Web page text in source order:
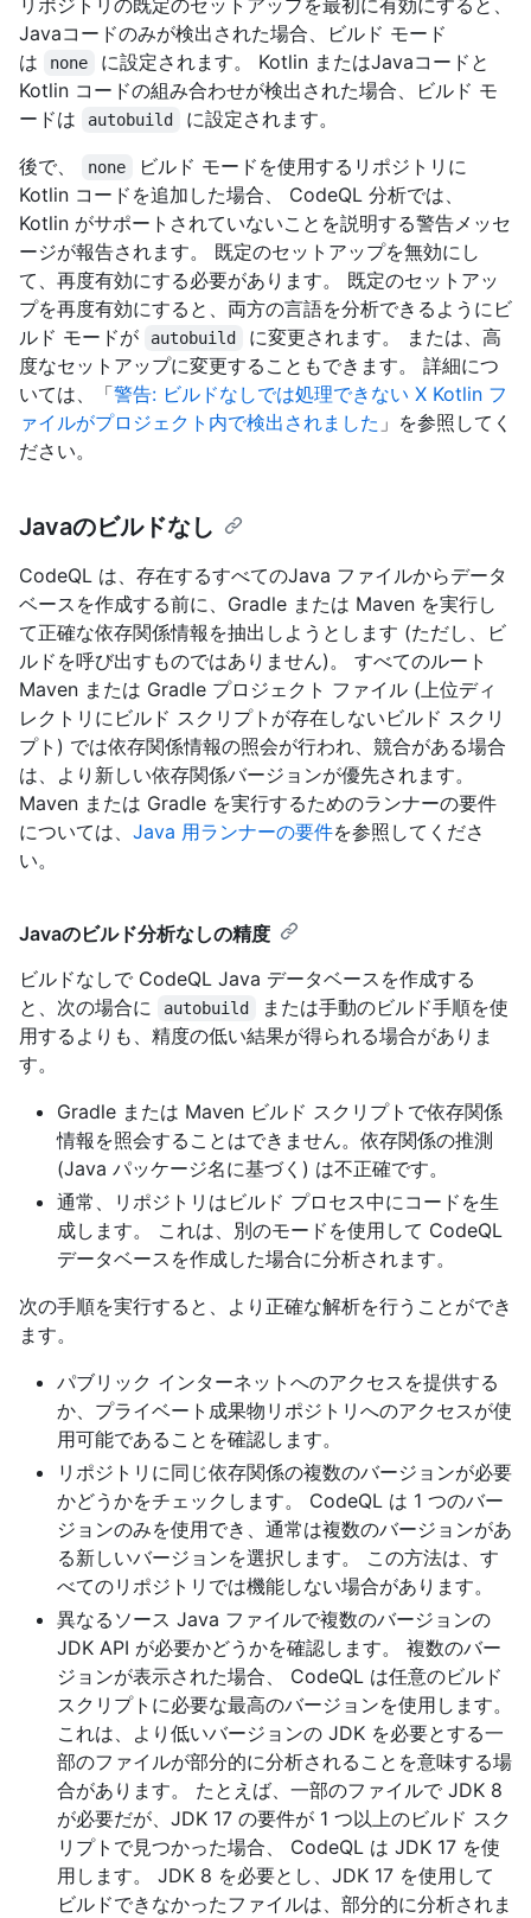
Javaコードのみが検出された場合、ビルド モード
は
none
に設定されます。 Kotlin またはJavaコードと
Kotlin コードの組み合わせが検出された場合、ビルド モ
ードは
autobuild
に設定されます。
後で、
none
ビルド モードを使用するリポジトリに
Kotlin コードを追加した場合、 CodeQL 分析では、
Kotlin がサポートされていないことを説明する警告メッセ
ージが報告されます。 既定のセットアップを無効にし
て、再度有効にする必要があります。 既定のセットアッ
プを再度有効にすると、両方の言語を分析できるようにビ
ルド モードが
autobuild
に変更されます。 または、高
度なセットアップに変更することもできます。 詳細につ
いては、「警告: ビルドなしでは処理できない X Kotlin フ
ァイルがプロジェクト内で検出されました 」を参照してく
ださい。
Javaのビルドなし
CodeQL は、存在するすべてのJava ファイルからデータ
ベースを作成する前に、Gradle または Maven を実行し
て正確な依存関係情報を抽出しようとします (ただし、ビ
ルドを呼び出すものではありません)。 すべてのルート
Maven または Gradle プロジェクト ファイル (上位ディ
レクトリにビルド スクリプトが存在しないビルド スクリ
プト) では依存関係情報の照会が行われ、競合がある場合
は、より新しい依存関係バージョンが優先されます。
Maven または Gradle を実行するためのランナーの要件
については、 Java 用ランナーの要件を参照してくださ
い。
Javaのビルド分析なしの精度
ビルドなしで CodeQL Java データベースを作成する
と、次の場合に
autobuild
または手動のビルド手順を使
用するよりも、精度の低い結果が得られる場合がありま
す。
Gradle または Maven ビルド スクリプトで依存関係
情報を照会することはできません。依存関係の推測
(Java パッケージ名に基づく) は不正確です。
通常、リポジトリはビルド プロセス中にコードを生
成します。 これは、別のモードを使用して CodeQL
データベースを作成した場合に分析されます。
次の手順を実行すると、より正確な解析を行うことができ
ます。
パブリック インターネットへのアクセスを提供する
か、プライベート成果物リポジトリへのアクセスが使
用可能であることを確認します。
リポジトリに同じ依存関係の複数のバージョンが必要
かどうかをチェックします。 CodeQL は 1 つのバー
ジョンのみを使用でき、通常は複数のバージョンがあ
る新しいバージョンを選択します。 この方法は、す
べてのリポジトリでは機能しない場合があります。
異なるソース Java ファイルで複数のバージョンの
JDK API が必要かどうかを確認します。 複数のバー
ジョンが表示された場合、 CodeQL は任意のビルド
スクリプトに必要な最高のバージョンを使用します。
これは、より低いバージョンの JDK を必要とする一
部のファイルが部分的に分析されることを意味する場
合があります。 たとえば、一部のファイルで JDK 8
が必要だが、JDK 17 の要件が 1 つ以上のビルド スク
リプトで見つかった場合、 CodeQL は JDK 17 を使
用します。 JDK 8 を必要とし、JDK 17 を使用して
ビルドできなかったファイルは、部分的に分析されま